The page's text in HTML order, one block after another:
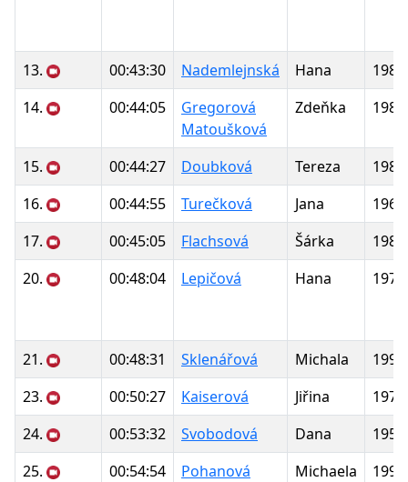
13. 00:43:30 Nademlejnská Hana
1980
14.
00:44:05
Gregorová
Matoušková
Zdeňka 1984
15. 00:44:27 Doubková Tereza
1989
16.
00:44:55 Turečková Jana
1968
17.
00:45:05 Flachsová Šárka
1980
20.
00:48:04 Lepičová Hana 1974
21. 00:48:31 Sklenářová Michala
1999
23.
00:50:27 Kaiserová Jiřina
1976
24.
00:53:32 Svobodová Dana
1952
25.
00:54:54 Pohanová Michaela
1997